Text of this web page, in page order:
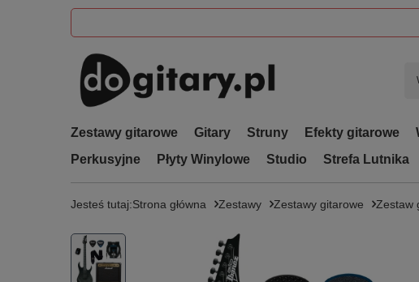
Zestawy gitarowe Gitary Struny Efekty gitarowe
Perkusyjne
Płyty Winylowe Studio Strefa Lutnika
Jesteś tutaj:Strona główna Zestawy Zestawy gitarowe Zestaw